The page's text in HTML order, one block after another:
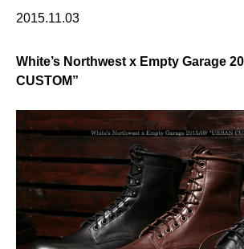
2015.11.03
White’s Northwest x Empty Garage
CUSTOM”